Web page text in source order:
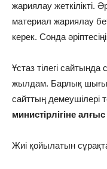
жариялау жеткілікті.
материал жариялау
керек. Сонда
Ұстаз тілегі сайтында
жылдам. Барлық
сайттың демеушілері
министірлігіне алғыс
Жиі қойылатын